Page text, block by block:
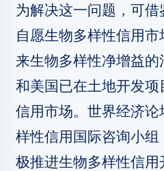
为解决这一问题，可
自愿生物多样性信用
来生物多样性净增益
和美国已在土地开发
信用市场。世界经济论
样性信用国际咨询小组
极推进生物多样性信